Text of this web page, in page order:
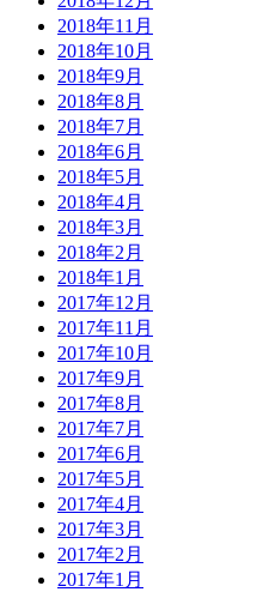
2018年11月
2018年10月
2018年9月
2018年8月
2018年7月
2018年6月
2018年5月
2018年4月
2018年3月
2018年2月
2018年1月
2017年12月
2017年11月
2017年10月
2017年9月
2017年8月
2017年7月
2017年6月
2017年5月
2017年4月
2017年3月
2017年2月
2017年1月